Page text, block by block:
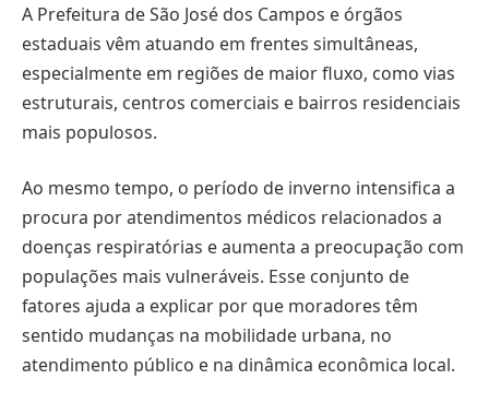
A Prefeitura de São José dos Campos e órgãos
estaduais vêm atuando em frentes simultâneas,
especialmente em regiões de maior fluxo, como vias
estruturais, centros comerciais e bairros residenciais
mais populosos.
Ao mesmo tempo, o período de inverno intensifica a
procura por atendimentos médicos relacionados a
doenças respiratórias e aumenta a preocupação com
populações mais vulneráveis. Esse conjunto de
fatores ajuda a explicar por que moradores têm
sentido mudanças na mobilidade urbana, no
atendimento público e na dinâmica econômica local.